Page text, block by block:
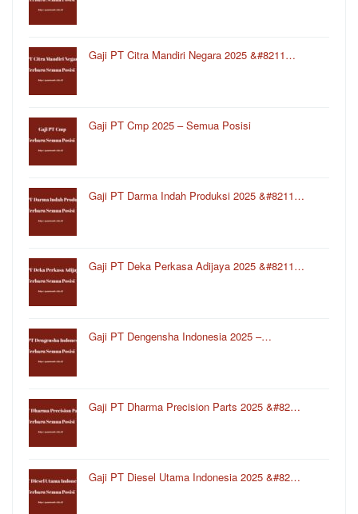
Gaji PT Citra Mandiri Negara 2025 &#8211…
Gaji PT Cmp 2025 – Semua Posisi
Gaji PT Darma Indah Produksi 2025 &#8211…
Gaji PT Deka Perkasa Adijaya 2025 &#8211…
Gaji PT Dengensha Indonesia 2025 –…
Gaji PT Dharma Precision Parts 2025 &#82…
Gaji PT Diesel Utama Indonesia 2025 &#82…